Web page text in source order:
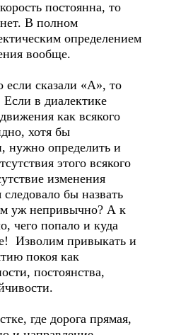
постоянна, то
В полном
определением
вообще.
если сказали «А», то
в диалектике
как всякого
хотя бы
нужно определить и
этого всякого
изменения
бы назвать
уж непривычно? А к
чего попало и куда
Изволим привыкать и
покоя как
постоянства,
где дорога прямая,